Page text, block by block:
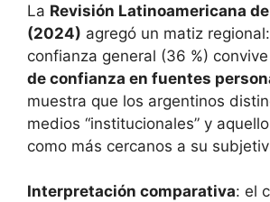
La Revisión Latinoamericana
(2024) agregó un matiz
confianza general (36 %)
de confianza en fuentes
muestra que los argentinos
medios “institucionales” y
como más cercanos a su
Interpretación comparativa: el